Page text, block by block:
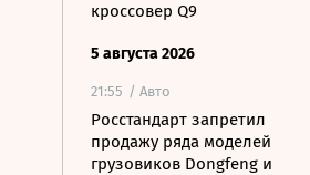
кроссовер Q9
5 августа 2026
21:55 / Авто
Росстандарт запретил
продажу ряда моделей
грузовиков Dongfeng и